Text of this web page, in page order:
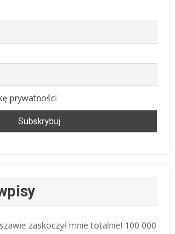
prywatności
zaskoczył mnie totalnie! 100 000